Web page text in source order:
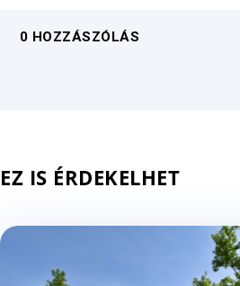
0 HOZZÁSZÓLÁS
EZ IS ÉRDEKELHET